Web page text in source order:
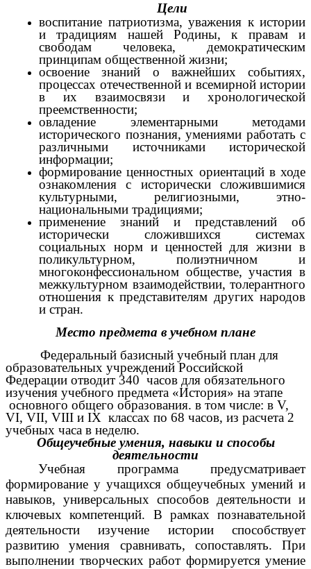
Цели
воспитание патриотизма, уважения к истории
и традициям нашей Родины, к правам и
свободам человека, демократическим
принципам общественной жизни;
освоение знаний о важнейших событиях,
процессах отечественной и всемирной истории
в их взаимосвязи и хронологической
преемственности;
овладение элементарными методами
исторического познания, умениями работать с
различными источниками исторической
информации;
формирование ценностных ориентаций в ходе
ознакомления с исторически сложившимися
культурными, религиозными, этно-
национальными традициями;
применение знаний и представлений об
исторически сложившихся системах
социальных норм и ценностей для жизни в
поликультурном, полиэтничном и
многоконфессиональном обществе, участия в
межкультурном взаимодействии, толерантного
отношения к представителям других народов
и стран.
Место предмета в учебном плане
Федеральный базисный учебный план для
образовательных учреждений Российской
Федерации отводит 340 часов для обязательного
изучения учебного предмета «История» на этапе
основного общего образования. в том числе: в V,
VI, VII, VIII и IX классах по 68 часов, из расчета 2
учебных часа в неделю.
Общеучебные умения, навыки и способы
деятельности
Учебная программа предусматривает
формирование у учащихся общеучебных умений и
навыков, универсальных способов деятельности и
ключевых компетенций. В рамках познавательной
деятельности изучение истории способствует
развитию умения сравнивать, сопоставлять. При
выполнении творческих работ формируется умение